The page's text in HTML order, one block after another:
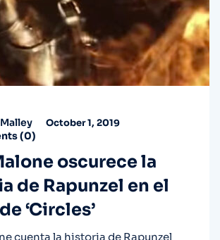
October 1, 2019
(0)
oscurece la
de Rapunzel en el
‘Circles’
cuenta la historia de Rapunzel